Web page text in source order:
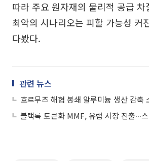
따라 주요 원자재의 물리적 공급 차
최악의 시나리오는 피할 가능성 커
다봤다.
관련 뉴스
블랙록 토큰화 MMF, 유럽 시장 진출∙∙∙